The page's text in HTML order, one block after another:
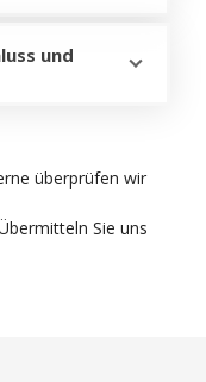
und
überprüfen wir
Sie uns